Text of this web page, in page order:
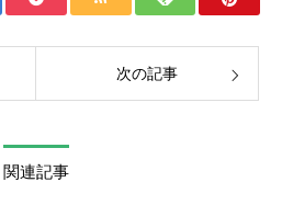
次の記事
関連記事